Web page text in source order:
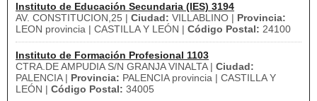
Instituto de Educación Secundaria (IES) 3194
AV. CONSTITUCION,25 | Ciudad: VILLABLINO | Provincia:
LEON provincia | CASTILLA Y LEÓN | Código Postal: 24100
Instituto de Formación Profesional 1103
CTRA.DE AMPUDIA S/N GRANJA VINALTA | Ciudad:
PALENCIA | Provincia: PALENCIA provincia | CASTILLA Y
LEÓN | Código Postal: 34005